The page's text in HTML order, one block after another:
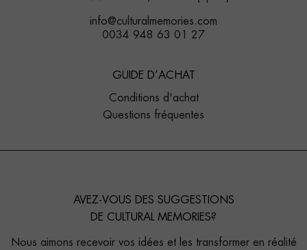
info@culturalmemories.com
0034 948 63 01 27
GUIDE D’ACHAT
Conditions d'achat
Questions fréquentes
AVEZ-VOUS DES SUGGESTIONS
DE CULTURAL MEMORIES?
Nous aimons recevoir vos idées et les transformer en réalité